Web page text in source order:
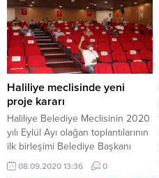
Haliliye meclisinde yeni
proje kararı
Haliliye Belediye Meclisinin 2020
yılı Eylül Ayı olağan toplantılarının
ilk birleşimi Belediye Başkanı
Mehmet Canpolat başkanlığında
gerçekleşti.,
08.09.2020 13:36 0